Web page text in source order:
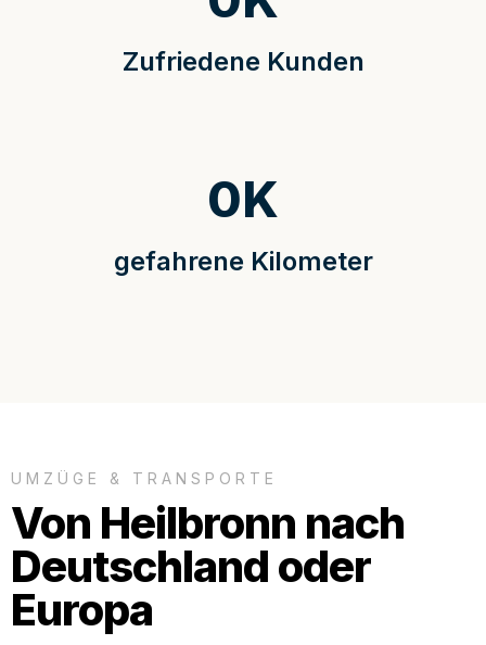
Zufriedene Kunden
gefahrene Kilometer
0K
UMZÜGE & TRANSPORTE
Von Heilbronn nach
Deutschland oder
Europa